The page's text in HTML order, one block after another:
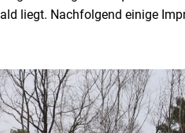
liegt. Nachfolgend einige